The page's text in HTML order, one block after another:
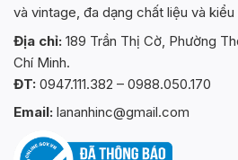
và vintage, đa dạng chất liệu và kiểu
Địa chỉ: 189 Trần Thị Cờ, Phường
Chí Minh.
ĐT: 0947.111.382 – 0988.050.170
Email: lananhinc@gmail.com